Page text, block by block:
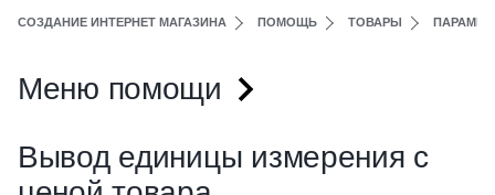
СОЗДАНИЕ ИНТЕРНЕТ МАГАЗИНА ПОМОЩЬ ТОВАРЫ
Меню помощи
Вывод единицы измерения с